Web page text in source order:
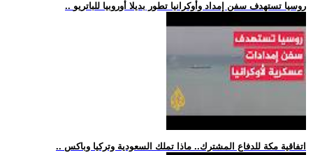
.. روسيا تستهدف سفن إمداد وأوكرانيا تطور بديلا أوروبيا للباتريو
.. اتفاقية مكة للدفاع المشترك.. ماذا تملك السعودية وتركيا وباكس